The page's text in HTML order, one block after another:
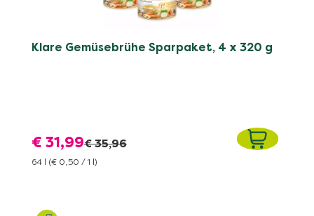
Klare Gemüsebrühe Sparpaket, 4 x 320 g
€ 31,99€ 35,96
64 l (€ 0,50 / 1 l)